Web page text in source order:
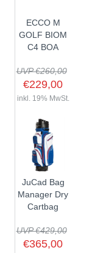
ECCO M
GOLF BIOM
C4 BOA
UVP €260,00
€229,00
inkl. 19% MwSt.
JuCad Bag
Manager Dry
Cartbag
UVP €429,00
€365,00